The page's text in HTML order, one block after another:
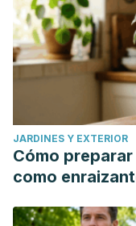
JARDINES Y EXTERIOR
Cómo
como